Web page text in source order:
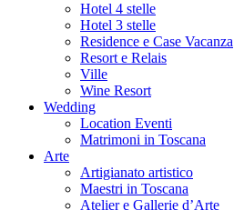
Hotel 4 stelle
Hotel 3 stelle
Residence e Case Vacanza
Resort e Relais
Ville
Wine Resort
Wedding
Location Eventi
Matrimoni in Toscana
Arte
Artigianato artistico
Maestri in Toscana
Atelier e Gallerie d’Arte